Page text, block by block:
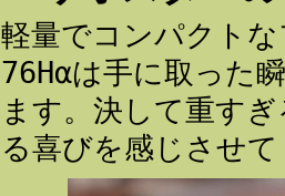
軽量でコンパクト
76Hαは手に取った
ます。決して重す
る喜びを感じさせ